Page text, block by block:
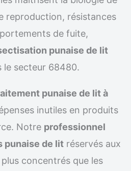
reproduction, résistances
de fuite,
punaise de lit
le secteur 68480.
punaise de lit à
inutiles en produits
Notre professionnel
punaise de lit réservés aux
concentrés que les